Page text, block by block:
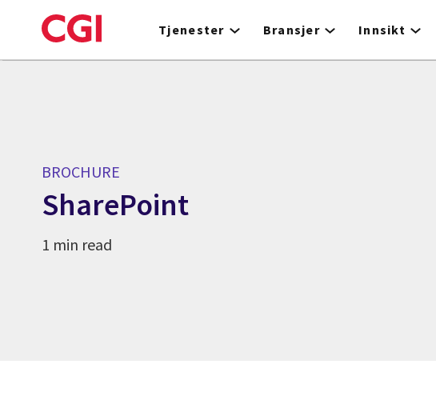
to
Tjenester Bransjer Innsikt
BROCHURE
SharePoint
1 min read